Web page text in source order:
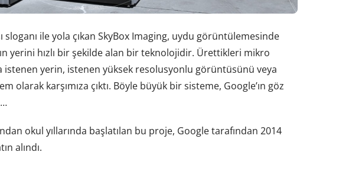
sloganı ile yola çıkan SkyBox Imaging, uydu görüntülemesinde
yerini hızlı bir şekilde alan bir teknolojidir. Ürettikleri mikro
istenen yerin, istenen yüksek resolusyonlu görüntüsünü veya
olarak karşımıza çıktı. Böyle büyük bir sisteme, Google’ın göz
okul yıllarında başlatılan bu proje, Google tarafından 2014
alındı.